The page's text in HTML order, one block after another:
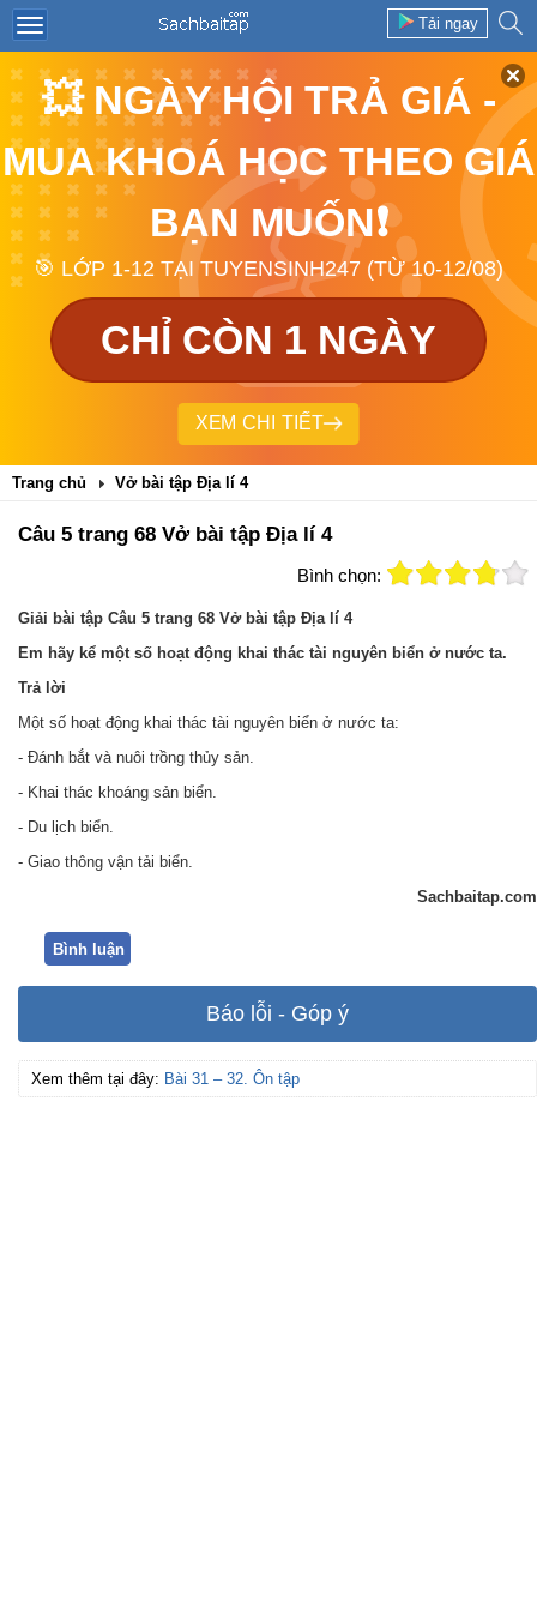
Tải ngay
💥 NGÀY HỘI TRẢ GIÁ -
MUA KHOÁ HỌC THEO GIÁ
BẠN MUỐN❗
🎯 LỚP 1-12 TẠI TUYENSINH247 (TỪ 10-12/08)
CHỈ CÒN 1 NGÀY
XEM CHI TIẾT
Trang chủ Vở bài tập Địa lí 4
Câu 5 trang 68 Vở bài tập Địa lí 4
Bình chọn:
Giải bài tập Câu 5 trang 68 Vở bài tập Địa lí 4
Em hãy kể một số hoạt động khai thác tài nguyên biển ở nước ta.
Trả lời
Một số hoạt động khai thác tài nguyên biển ở nước ta:
- Đánh bắt và nuôi trồng thủy sản.
- Khai thác khoáng sản biển.
- Du lịch biển.
- Giao thông vận tải biển.
Sachbaitap.com
Bình luận
Báo lỗi - Góp ý
Xem thêm tại đây: Bài 31 – 32. Ôn tập